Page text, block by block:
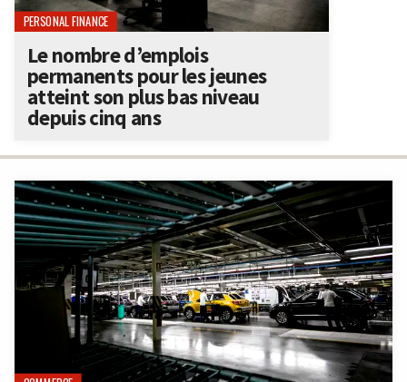
PERSONAL FINANCE
Le nombre d’emplois
permanents pour les jeunes
atteint son plus bas niveau
depuis cinq ans